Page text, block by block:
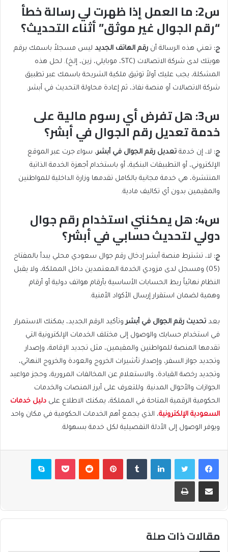
س2: ما العمل إذا ظهرت لي رسالة خطأ
“رقم الجوال غير موثق” أثناء التحديث؟
ج: تعني هذه الرسالة أن رقم الهاتف الجديد ليس مسجلاً باسمك برقم
هويتك لدى شركة الاتصالات (STC، موبايلي، زين، إلخ). لحل هذه
المشكلة، يجب عليك أولاً توثيق ملكية الشريحة باسمك عبر تطبيق
شركة الاتصالات أو منصة نفاذ، ثم إعادة محاولة التحديث في أبشر.
س3: هل تفرض أي رسوم مالية على
خدمة تعديل رقم الجوال في أبشر؟
ج: لا، إن خدمة تعديل رقم الجوال في أبشر، سواء جرت عبر الموقع
الإلكتروني، أو التطبيقات البنكية، أو باستخدام أجهزة الخدمة الذاتية
المنتشرة، هي خدمة مجانية بالكامل تقدمها وزارة الداخلية للمواطنين
والمقيمين بدون أي تكاليف مادية.
س4: هل يمكنني استخدام رقم جوال
دولي لتحديث حسابي في أبشر؟
ج: لا، تشترط منصة أبشر إدخال رقم جوال سعودي محلي يبدأ بالمفتاح
(05) ومسجل لدى مزودي الخدمة المعتمدين داخل المملكة، ولا يقبل
النظام نهائياً ربط الحسابات الأساسية بأرقام هواتف دولية أو أرقام
وهمية لضمان استقرار إرسال الأكواد الأمنية.
بعد تحديث رقم الجوال في أبشر وتأكيد الرقم الجديد، يمكنك الاستمرار
في استخدام حسابك والوصول إلى مختلف الخدمات الإلكترونية التي
تقدمها المنصة للمواطنين والمقيمين، مثل تجديد الإقامة، وإصدار
وتجديد جواز السفر، وإصدار تأشيرات الخروج والعودة والخروج النهائي،
وتجديد رخصة القيادة، والاستعلام عن المخالفات المرورية، وحجز مواعيد
الجوازات والأحوال المدنية. وللتعرف على أبرز المنصات والخدمات
الحكومية الرقمية المتاحة في المملكة، يمكنك الاطلاع على دليل خدمات
السعودية الإلكترونية، الذي يجمع أهم الخدمات الحكومية في مكان واحد
ويوفر الوصول إلى الأدلة التفصيلية لكل خدمة بسهولة.
فيسبوكتويتر لينكدإن بينتيريست بوكيت سكايب
مشاركة عبر البريد طباعة
مقالات ذات صلة